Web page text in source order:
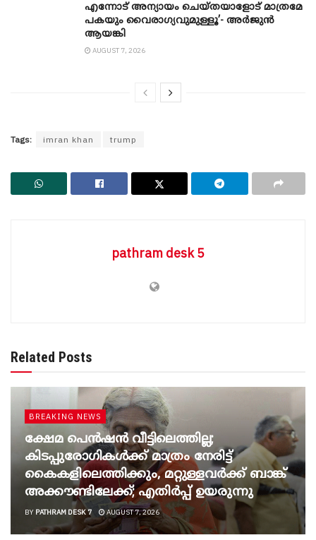
എന്നോട് അന്യായം ചെയ്തയാളോട് മാത്രമേ
പകയും വൈരാഗ്യവുമുള്ളൂ’- അർജുൻ
ആയങ്കി
AUGUST 7, 2026
Tags: imran khan trump
pathram desk 5
Related Posts
BREAKING NEWS
ക്ഷേമ പെൻഷൻ വീട്ടിലെത്തില്ല;
കിടപ്പുരോഗികൾക്ക് മാത്രം നേരിട്ട്
കൈകളിലെത്തിക്കും, മറ്റുള്ളവർക്ക് ബാങ്ക്
അക്കൗണ്ടിലേക്ക്; എതിർപ്പ് ഉയരുന്നു
BY PATHRAM DESK 7 AUGUST 7, 2026